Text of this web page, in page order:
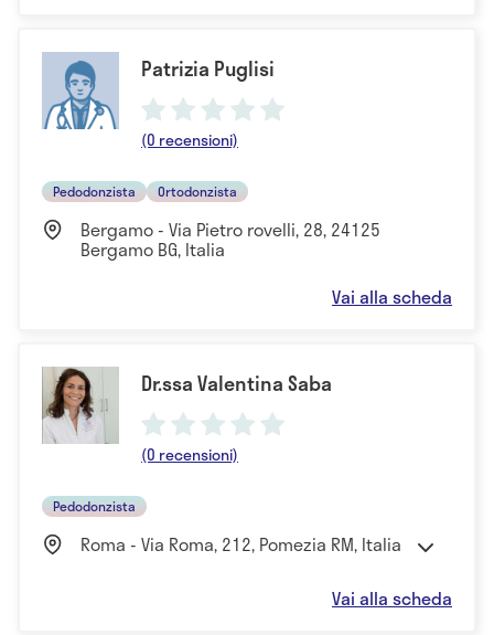
Patrizia Puglisi
(0 recensioni)
Pedodonzista Ortodonzista
Bergamo - Via Pietro rovelli, 28, 24125
Bergamo BG, Italia
Vai alla scheda
Dr.ssa Valentina Saba
(0 recensioni)
Pedodonzista
Roma - Via Roma, 212, Pomezia RM, Italia
Vai alla scheda